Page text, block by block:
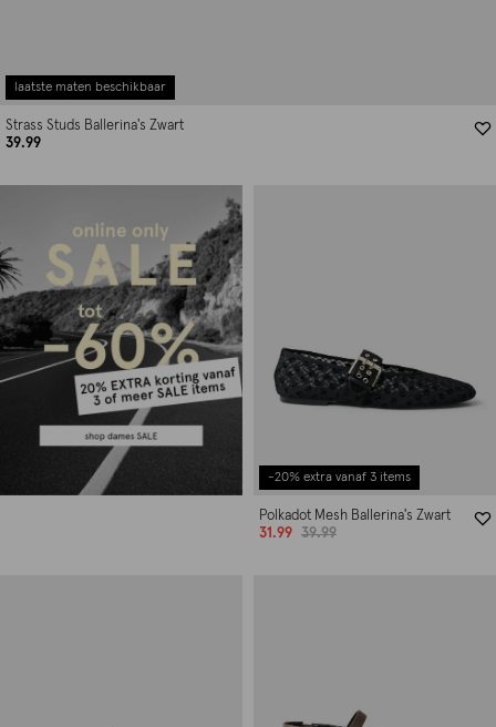
laatste maten beschikbaar
Strass Studs Ballerina's Zwart
39.99
-20% extra vanaf 3 items
Polkadot Mesh Ballerina's Zwart
31.99
39.99